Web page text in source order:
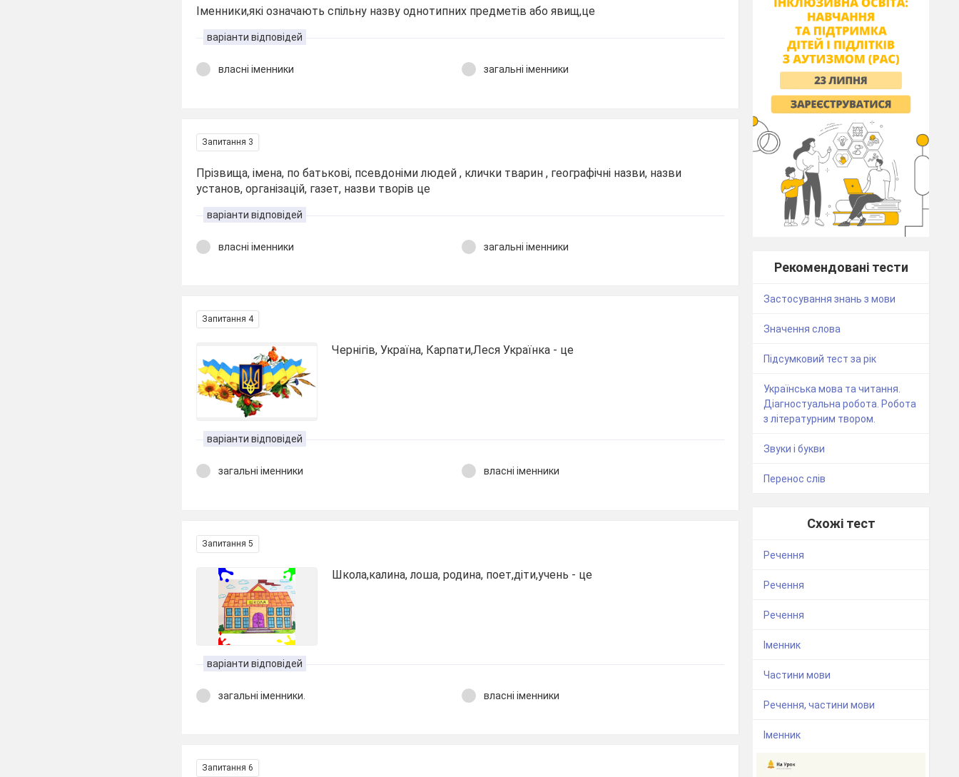
Іменники,які означають спільну назву однотипних предметів або явищ,це
варіанти відповідей
власні іменники загальні іменники
Запитання 3
Прізвища, імена, по батькові, псевдоніми людей , клички тварин , географічні назви, назви
установ, організацій, газет, назви творів це
варіанти відповідей
власні іменники загальні іменники
Запитання 4
Чернігів, Україна, Карпати,Леся Українка - це
варіанти відповідей
загальні іменники власні іменники
Запитання 5
Школа,калина, лоша, родина, поет,діти,учень - це
варіанти відповідей
загальні іменники. власні іменники
Запитання 6
Рекомендовані тести
Застосування знань з мови
Значення слова
Підсумковий тест за рік
Українська мова та читання.
Діагностуальна робота. Робота
з літературним твором.
Звуки і букви
Перенос слів
Схожі тест
Речення
Речення
Речення
Іменник
Частини мови
Речення, частини мови
Іменник